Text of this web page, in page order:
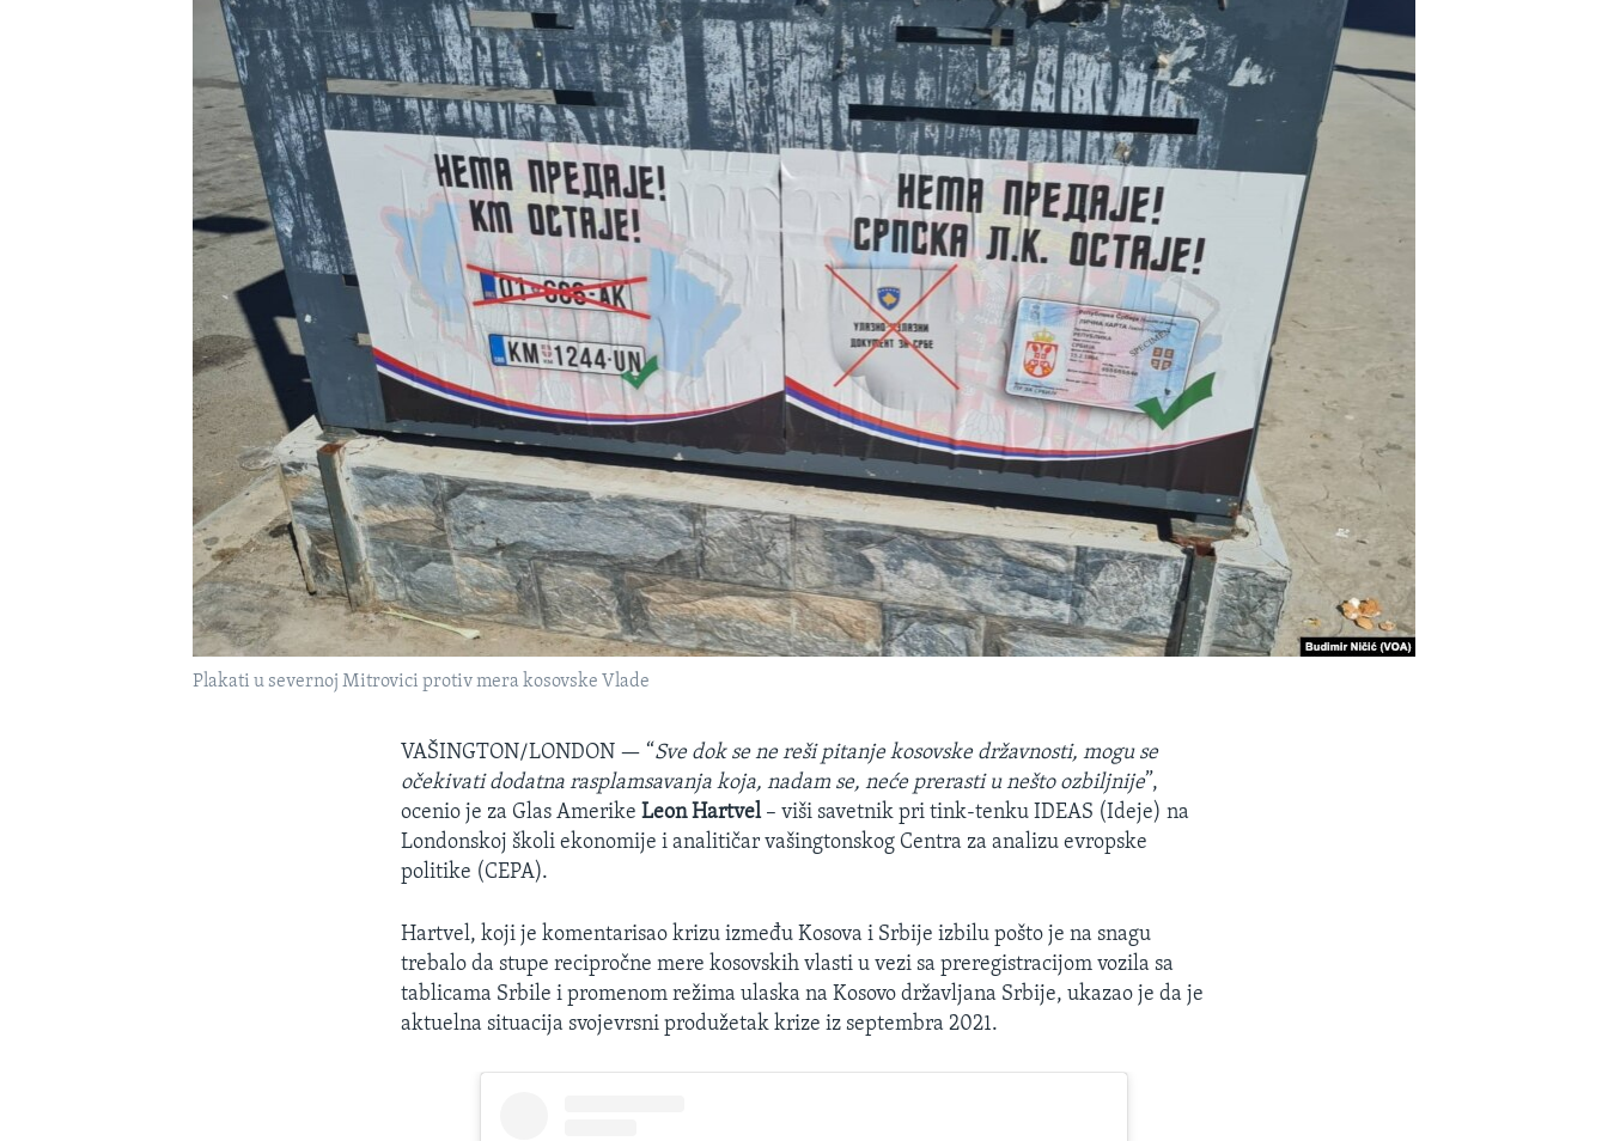
Plakati u severnoj Mitrovici protiv mera kosovske Vlade
VAŠINGTON/LONDON —“Sve dok se ne reši pitanje kosovske državnosti, mogu se
očekivati dodatna rasplamsavanja koja, nadam se, neće prerasti u nešto ozbiljnije”,
ocenio je za Glas AmerikeLeon Hartvel – viši savetnik pri tink-tenku IDEAS (Ideje) na
Londonskoj školi ekonomije i analitičar vašingtonskog Centra za analizu evropske
politike (CEPA).
Hartvel, koji je komentarisao krizu između Kosova i Srbije izbilu pošto je na snagu
trebalo da stupe recipročne mere kosovskih vlasti u vezi sa preregistracijom vozila sa
tablicama Srbile i promenom režima ulaska na Kosovo državljana Srbije, ukazao je da je
aktuelna situacija svojevrsni produžetak krize iz septembra 2021.